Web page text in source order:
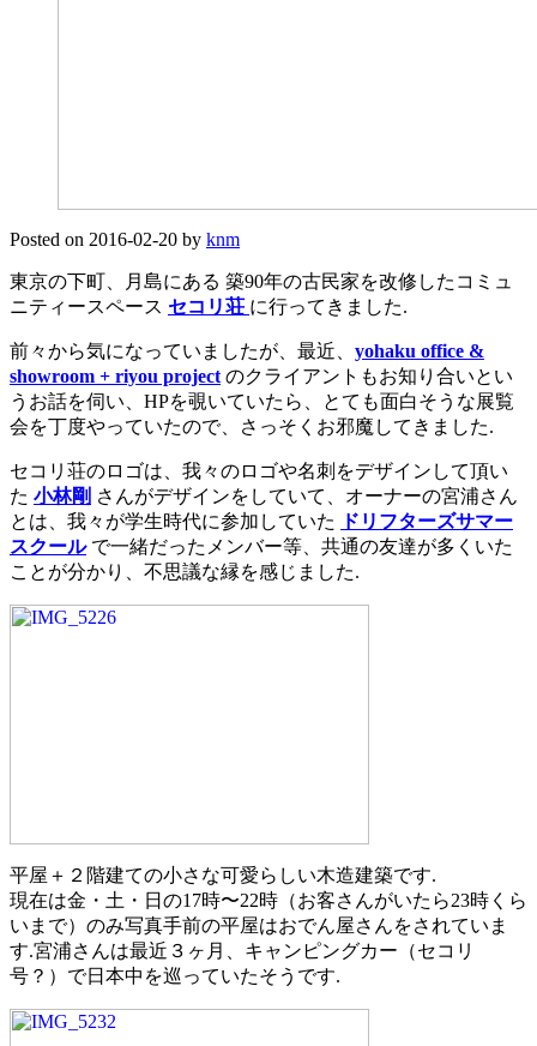
Posted on 2016-02-20 by knm
東京の下町、月島にある 築90年の古民家を改修したコミュ
ニティースペース セコリ荘 に行ってきました.
前々から気になっていましたが、最近、 yohaku office &
showroom + riyou project のクライアントもお知り合いとい
うお話を伺い、HPを覗いていたら、とても面白そうな展覧
会を丁度やっていたので、さっそくお邪魔してきました.
セコリ荘のロゴは、我々のロゴや名刺をデザインして頂い
た 小林剛 さんがデザインをしていて、オーナーの宮浦さん
とは、我々が学生時代に参加していた
ドリフターズサマー
スクール で一緒だったメンバー等、共通の友達が多くいた
ことが分かり、不思議な縁を感じました.
平屋＋２階建ての小さな可愛らしい木造建築です.
現在は金・土・日の17時〜22時（お客さんがいたら23時くら
いまで）のみ写真手前の平屋はおでん屋さんをされていま
す.宮浦さんは最近３ヶ月、キャンピングカー（セコリ
号？）で日本中を巡っていたそうです.